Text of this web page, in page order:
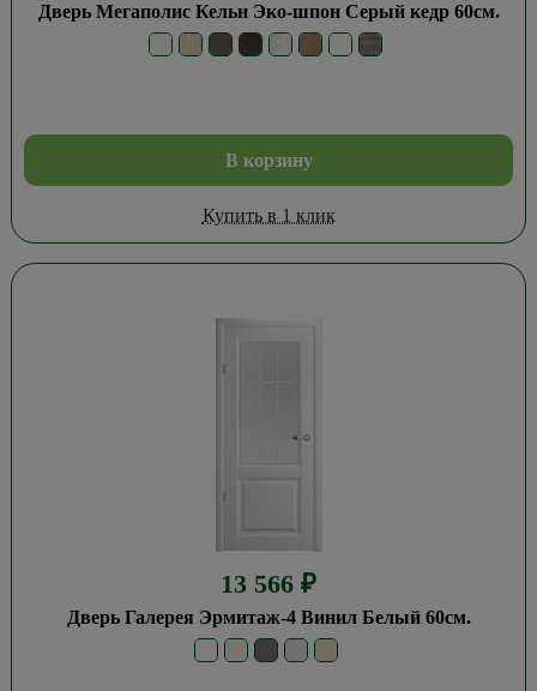
Дверь Мегаполис Кельн Эко-шпон Серый кедр 60см.
В корзину
Купить в 1 клик
13 566 ₽
Дверь Галерея Эрмитаж-4 Винил Белый 60см.